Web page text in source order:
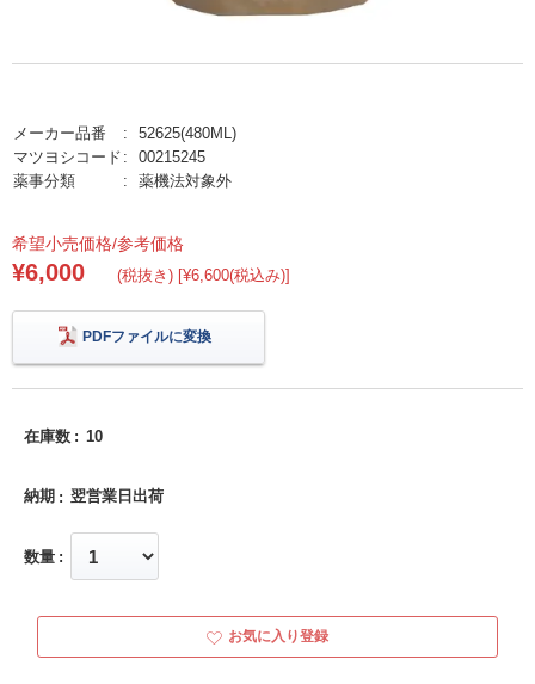
メーカー品番
52625(480ML)
マツヨシコード
00215245
薬事分類
薬機法対象外
希望小売価格/参考価格
¥6,000 (税抜き) [¥6,600(税込み)]
PDFファイルに変換
在庫数 10
納期 翌営業日出荷
数量
お気に入り登録